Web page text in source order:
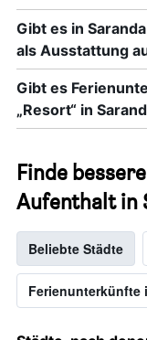
Gibt es in
als Ausstattung
Gibt es
„Resort“ in
Finde
Aufenthalt in
Beliebte Städte
Ferienunterkünfte